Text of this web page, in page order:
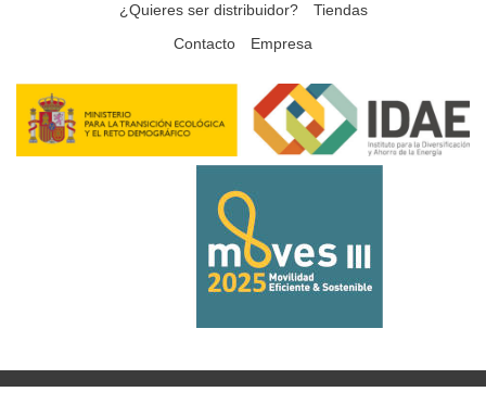
¿Quieres ser distribuidor?
Tiendas
Contacto
Empresa